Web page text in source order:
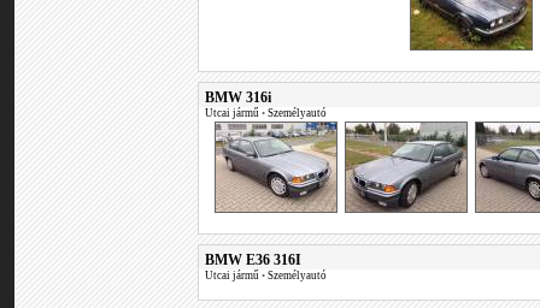
BMW 316i
Utcai jármű • Személyautó
BMW E36 316I
Utcai jármű • Személyautó